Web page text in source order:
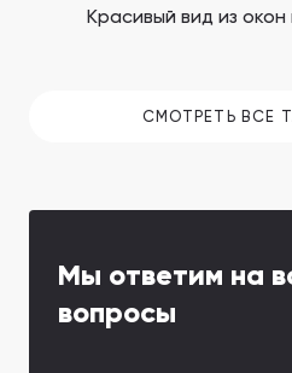
Красивый вид из окон
СМОТРЕТЬ ВСЕ
Мы ответим на
вопросы